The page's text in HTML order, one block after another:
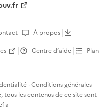
À propos
Centre d’aide
Plan
·Conditions générales
tous les contenus de ce site sont